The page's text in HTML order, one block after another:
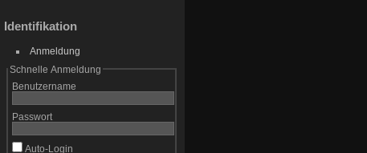
Identifikation
Anmeldung
Schnelle Anmeldung
Benutzername
Passwort
Auto-Login